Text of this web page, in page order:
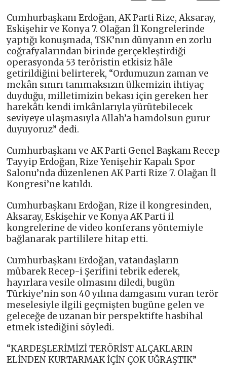
Cumhurbaşkanı Erdoğan, AK Parti Rize, Aksaray,
Eskişehir ve Konya 7. Olağan İl Kongrelerinde
yaptığı konuşmada, TSK’nın dünyanın en zorlu
coğrafyalarından birinde gerçekleştirdiği
operasyonda 53 teröristin etkisiz hâle
getirildiğini belirterek, “Ordumuzun zaman ve
mekân sınırı tanımaksızın ülkemizin ihtiyaç
duyduğu, milletimizin bekası için gereken her
harekâtı kendi imkânlarıyla yürütebilecek
seviyeye ulaşmasıyla Allah’a hamdolsun gurur
duyuyoruz” dedi.
Cumhurbaşkanı ve AK Parti Genel Başkanı Recep
Tayyip Erdoğan, Rize Yenişehir Kapalı Spor
Salonu’nda düzenlenen AK Parti Rize 7. Olağan İl
Kongresi’ne katıldı.
Cumhurbaşkanı Erdoğan, Rize il kongresinden,
Aksaray, Eskişehir ve Konya AK Parti il
kongrelerine de video konferans yöntemiyle
bağlanarak partililere hitap etti.
Cumhurbaşkanı Erdoğan, vatandaşların
mübarek Recep-i Şerifini tebrik ederek,
hayırlara vesile olmasını diledi, bugün
Türkiye’nin son 40 yılına damgasını vuran terör
meselesiyle ilgili geçmişten bugüne gelen ve
geleceğe de uzanan bir perspektifte hasbihal
etmek istediğini söyledi.
“KARDEŞLERİMİZİ TERÖRİST ALÇAKLARIN
ELİNDEN KURTARMAK İÇİN ÇOK UĞRAŞTIK”